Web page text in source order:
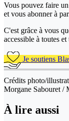
Vous pouvez faire
et vous abonner à
C'est grâce à vous
accessible à toutes
Je soutiens
Crédits photo/
Morgane Sabouret /
À lire aussi